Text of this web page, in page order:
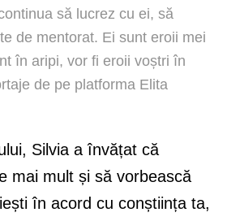
să lucrez cu ei, să
de mentorat. Ei sunt eroii mei
în aripi, vor fi eroii voștri în
de pe platforma Elita
Silvia a învățat că
mai mult și să vorbească
în acord cu conștiința ta,